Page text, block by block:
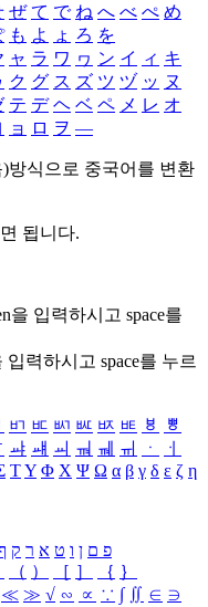
ぜ て で ね へ べ ぺ め
も よ ょ ろ を
ャ ラ ワ ヮ ン イ ィ キ
ク グ ス ズ ツ ヅ ッ ヌ
テ デ ヘ ベ ペ メ レ オ
ョ ロ ヲ ―
방식으로 중국어를 변환
됩니다.
을 입력하시고 space를
입력하시고 space를 누르
ㅲ ㅳ ㅴ ㅵ ㅶ ㅷ ㅸ
ㅹ
ㆇ ㆈ ㆉ ㆊ ㆋ ㆌ ㆍ
ㆎ
ΤΥ Φ Χ Ψ Ω α β γ δ ε ζ η
פ ם ן ו ט א ר ק
（ ） ［ ］ ｛ ｝
≪ ≫ √ ∽ ∝ ∵ ∫ ∬ ∈ ∋